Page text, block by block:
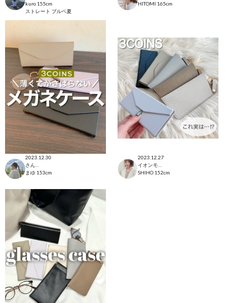
kuro 155cm
ストレート ブルベ夏
HITOMI 165cm
2023.12.30
まゆ 153cm
2023.12.27
イオンモール太田店
SHIHO 152cm